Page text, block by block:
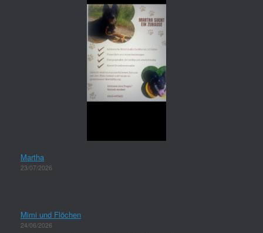
Martha
23/07/2026
Mimi und Flöchen
24/06/2026